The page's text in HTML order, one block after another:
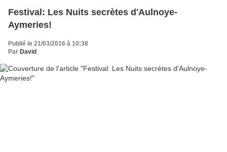
Festival: Les Nuits secrètes d'Aulnoye-
Aymeries!
Publié le 21/03/2016 à 10:38
Par David